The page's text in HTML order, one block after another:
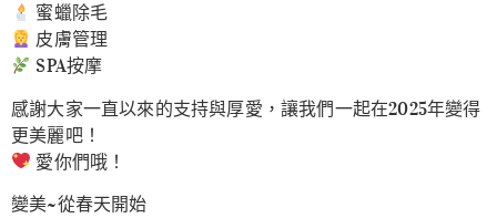
蜜蠟除毛
皮膚管理
SPA按摩
感謝大家一直以來的支持與厚愛，讓我們一起在2025年變得
更美麗吧！
愛你們哦！
變美~從春天開始